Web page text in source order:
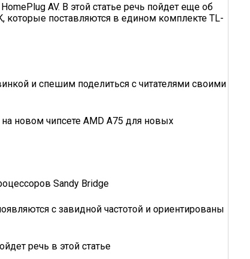
AV. В этой статье речь пойдет еще об
которые поставляются в едином комплекте TL-
и спешим поделиться с читателями своими
новом чипсете AMD A75 для новых
Sandy Bridge
с завидной частотой и ориентированы
речь в этой статье